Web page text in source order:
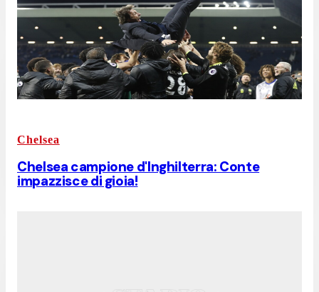
Chelsea
Chelsea campione d'Inghilterra: Conte
impazzisce di gioia!